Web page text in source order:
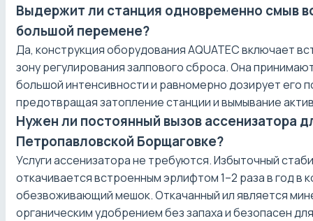
Выдержит ли станция одновременно смыв
большой перемене?
Да, конструкция оборудования AQUATEC включает
зону регулирования залпового сброса. Она
большой интенсивности и равномерно дозирует его
предотвращая затопление станции и вымывание
Нужен ли постоянный вызов ассенизатора
Петропавловской Борщаговке?
Услуги ассенизатора не требуются. Избыточный
откачивается встроенным эрлифтом 1–2 раза в год в
обезвоживающий мешок. Откачанный ил является
органическим удобрением без запаха и безопасен